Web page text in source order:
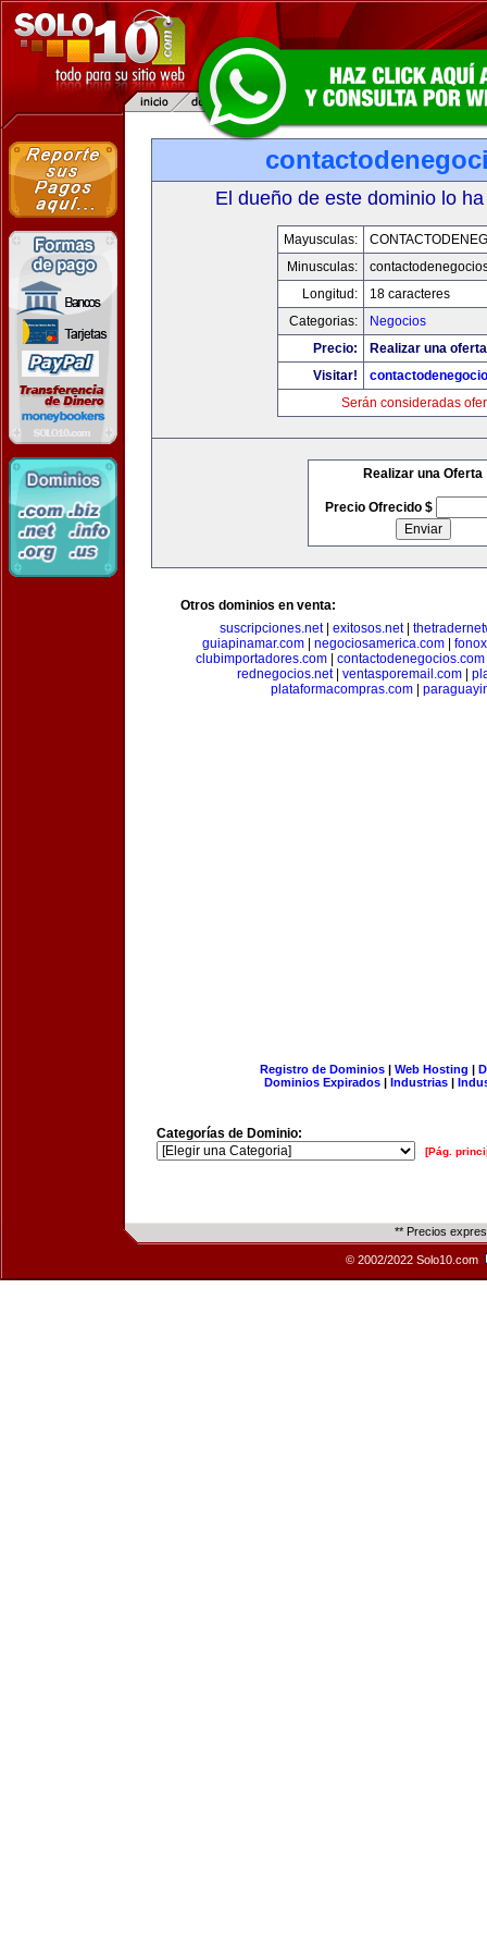
El dueño de este dominio lo
Mayusculas:
Minusculas:
Longitud:
18 caracteres
Categorias:
Negocios
Precio:
Realizar una
Visitar!
Serán consideradas
Realizar una Oferta
Precio Ofrecido $
Otros dominios en venta:
suscripciones.net| exitosos.net|
guiapinamar.com
negociosamerica.com
clubimportadores.com
contactodenegocios.com
rednegocios.net| ventasporemail.com
plataformacompras.com|
Registro de Dominios| Web Hosting |
Dominios Expirados | Industrias |
Categorías de Dominio:
[Pág.
** Precios
© 2002/2022 Solo10.com